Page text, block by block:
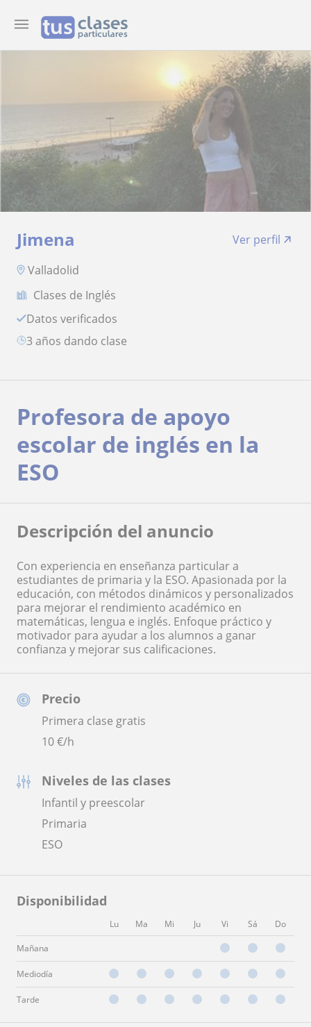
Jimena
Ver perfil
Valladolid
Clases de Inglés
Datos verificados
3 años dando clase
Precio
Primera clase gratis
10€/h
Niveles de las clases
Infantil y preescolar
Primaria
ESO
Disponibilidad
Lu Ma Mi Ju Vi Sá Do
Mañana
Mediodía
Tarde
Profesora de apoyo
escolar de inglés en la
ESO
Descripción del anuncio
Con experiencia en enseñanza particular a
estudiantes de primaria y la ESO. Apasionada por la
educación, con métodos dinámicos y personalizados
para mejorar el rendimiento académico en
matemáticas, lengua e inglés. Enfoque práctico y
motivador para ayudar a los alumnos a ganar
confianza y mejorar sus calificaciones.